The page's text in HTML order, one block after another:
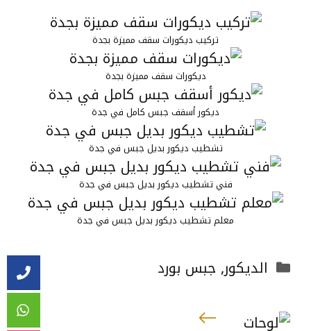
تركيب ديكورات سقف مميزة بجدة
ديكورات سقف مميزة بجدة
ديكور أسقف جبس كامل في جدة
تشطيب ديكور بديل جبس في جدة
فني تشطيب ديكور بديل جبس في جدة
معلم تشطيب ديكور بديل جبس في جدة
التصنيفات
الديكور, جبس بورد